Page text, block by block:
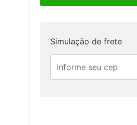
Simulação de frete